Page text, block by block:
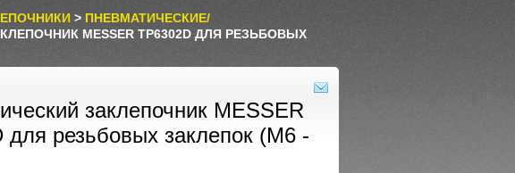
> ПНЕВМАТИЧЕСКИЕ/
MESSER TP6302D ДЛЯ РЕЗЬБОВЫХ
заклепочник MESSER
для резьбовых заклепок (М6 -